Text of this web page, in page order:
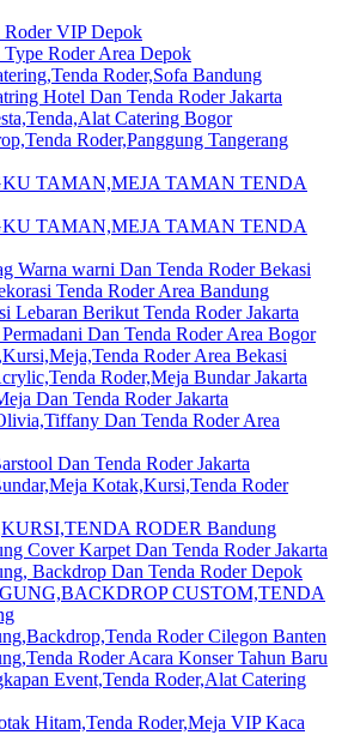
Roder VIP Depok
Type Roder Area Depok
Roder,Sofa Bandung
Hotel Dan Tenda Roder Jakarta
Catering Bogor
Roder,Panggung Tangerang
TAMAN,MEJA TAMAN TENDA
TAMAN,MEJA TAMAN TENDA
Warna warni Dan Tenda Roder Bekasi
Tenda Roder Area Bandung
Lebaran Berikut Tenda Roder Jakarta
Dan Tenda Roder Area Bogor
Roder Area Bekasi
Roder,Meja Bundar Jakarta
Dan Tenda Roder Jakarta
Dan Tenda Roder Area
Dan Tenda Roder Jakarta
Kotak,Kursi,Tenda Roder
RODER Bandung
Cover Karpet Dan Tenda Roder Jakarta
Backdrop Dan Tenda Roder Depok
CUSTOM,TENDA
Roder Cilegon Banten
Roder Acara Konser Tahun Baru
Event,Tenda Roder,Alat Catering
Hitam,Tenda Roder,Meja VIP Kaca